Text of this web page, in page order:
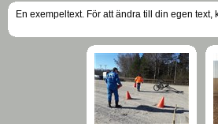
En exempeltext. För att ändra till din egen